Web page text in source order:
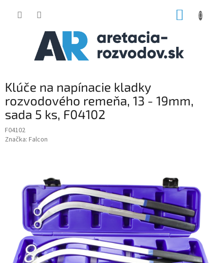
Klúče na napínacie kladky
rozvodového remeňa, 13 - 19mm,
sada 5 ks, F04102
F04102
Značka: Falcon